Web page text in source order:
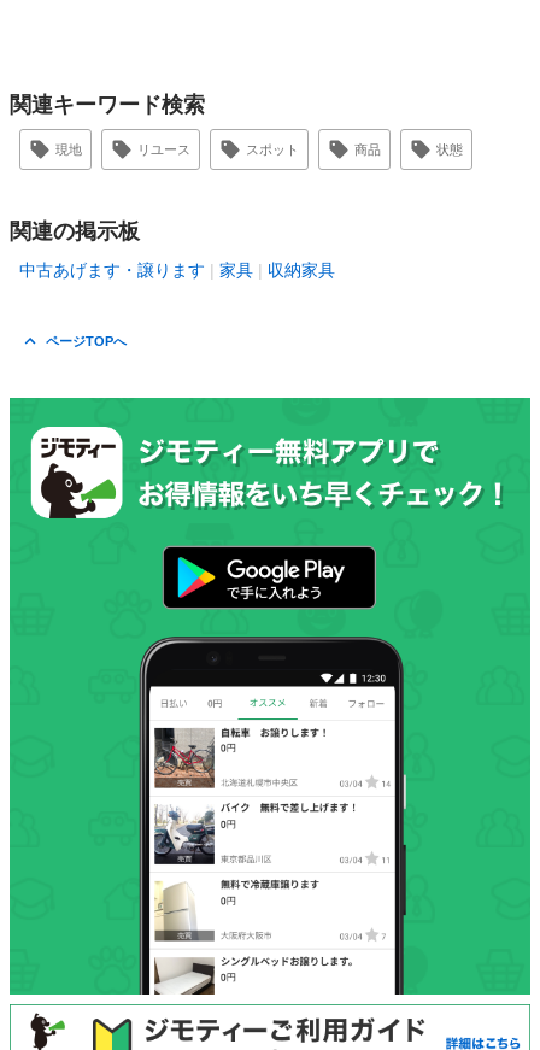
関連キーワード検索
現地 リユース スポット 商品 状態
関連の掲示板
中古あげます・譲ります 家具 収納家具
ページTOPへ